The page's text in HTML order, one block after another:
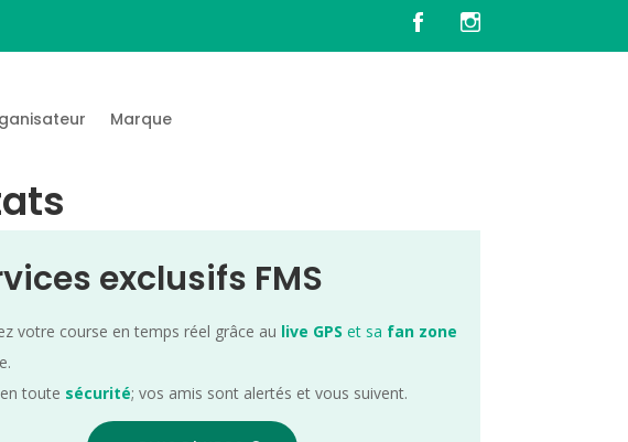
Marque
exclusifs FMS
votre course en temps réel grâce au live GPS et sa fan zone
toute sécurité; vos amis sont alertés et vous suivent.